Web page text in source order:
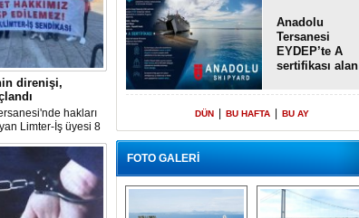
direnişi,
hakları
Limter-İş üyesi 8
verdi. İşveren,
tüm
kabul etti.
halinde
açıkladı
Anadolu
Tersanesi
EYDEP’te A
sertifikası alan
DÜN BU HAFTA BU AY
FOTO GALERİ